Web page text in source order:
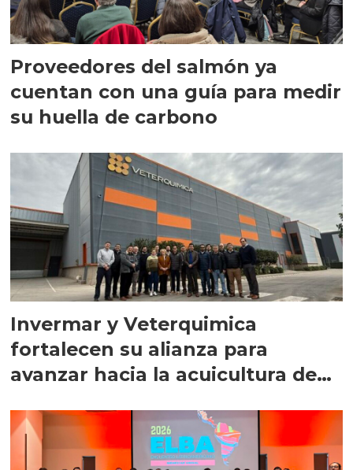
Proveedores del salmón ya
cuentan con una guía para medir
su huella de carbono
Invermar y Veterquimica
fortalecen su alianza para
avanzar hacia la acuicultura de